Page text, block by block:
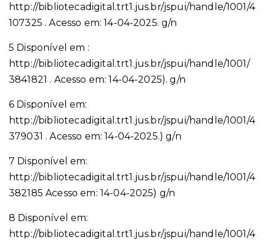
http://bibliotecadigital.trt1.jus.br/jspui/handle/1001/4
107325 . Acesso em: 14-04-2025. g/n
5 Disponível em :
http://bibliotecadigital.trt1.jus.br/jspui/handle/1001/
3841821 . Acesso em: 14-04-2025). g/n
6 Disponível em:
http://bibliotecadigital.trt1.jus.br/jspui/handle/1001/4
379031 . Acesso em: 14-04-2025.) g/n
7 Disponível em:
http://bibliotecadigital.trt1.jus.br/jspui/handle/1001/4
382185 Acesso em: 14-04-2025) g/n
8 Disponível em:
http://bibliotecadigital.trt1.jus.br/jspui/handle/1001/4